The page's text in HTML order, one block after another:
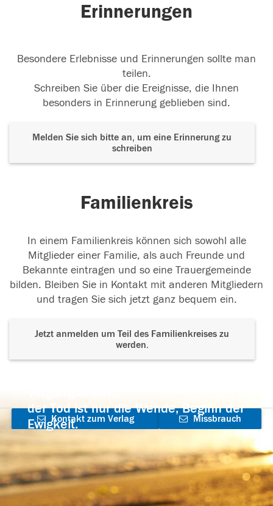
Erinnerungen
Besondere Erlebnisse und Erinnerungen sollte man
teilen.
Schreiben Sie über die Ereignisse, die Ihnen
besonders in Erinnerung geblieben sind.
Melden Sie sich bitte an, um eine Erinnerung zu
schreiben
Familienkreis
In einem Familienkreis können sich sowohl alle
Mitglieder einer Familie, als auch Freunde und
Bekannte eintragen und so eine Trauergemeinde
bilden. Bleiben Sie in Kontakt mit anderen Mitgliedern
und tragen Sie sich jetzt ganz bequem ein.
Jetzt anmelden um Teil des Familienkreises zu
werden.
der Tod ist nur die Wende, Beginn der
Ewigkeit.
Kontakt zum Verlag
aufnehmen
Missbrauch